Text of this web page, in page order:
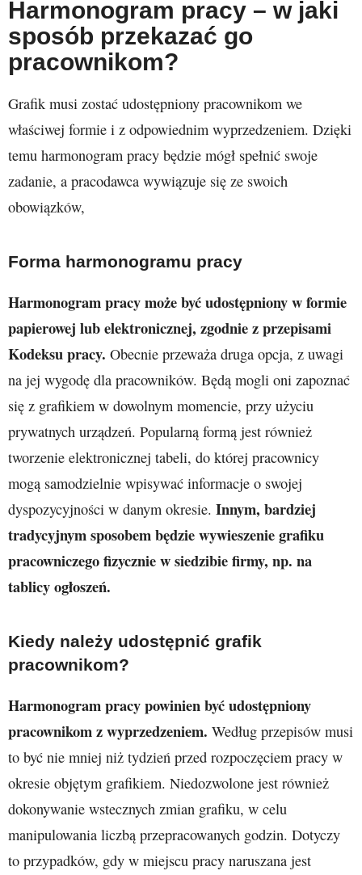
Harmonogram pracy – w jaki
sposób przekazać go
pracownikom?
Grafik musi zostać udostępniony pracownikom we
właściwej formie i z odpowiednim wyprzedzeniem. Dzięki
temu harmonogram pracy będzie mógł spełnić swoje
zadanie, a pracodawca wywiązuje się ze swoich
obowiązków,
Forma harmonogramu pracy
Harmonogram pracy może być udostępniony w formie
papierowej lub elektronicznej, zgodnie z przepisami
Kodeksu pracy. Obecnie przeważa druga opcja, z uwagi
na jej wygodę dla pracowników. Będą mogli oni zapoznać
się z grafikiem w dowolnym momencie, przy użyciu
prywatnych urządzeń. Popularną formą jest również
tworzenie elektronicznej tabeli, do której pracownicy
mogą samodzielnie wpisywać informacje o swojej
dyspozycyjności w danym okresie. Innym, bardziej
tradycyjnym sposobem będzie wywieszenie grafiku
pracowniczego fizycznie w siedzibie firmy, np. na
tablicy ogłoszeń.
Kiedy należy udostępnić grafik
pracownikom?
Harmonogram pracy powinien być udostępniony
pracownikom z wyprzedzeniem. Według przepisów musi
to być nie mniej niż tydzień przed rozpoczęciem pracy w
okresie objętym grafikiem. Niedozwolone jest również
dokonywanie wstecznych zmian grafiku, w celu
manipulowania liczbą przepracowanych godzin. Dotyczy
to przypadków, gdy w miejscu pracy naruszana jest